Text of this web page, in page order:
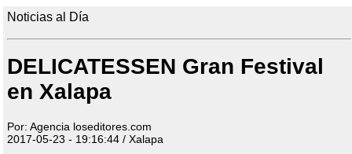
Noticias al Día
DELICATESSEN Gran Festival
en Xalapa
Por: Agencia loseditores.com
2017-05-23 - 19:16:44 / Xalapa